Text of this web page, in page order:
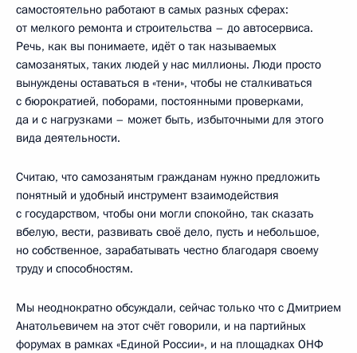
самостоятельно работают в самых разных сферах:
от мелкого ремонта и строительства – до автосервиса.
Речь, как вы понимаете, идёт о так называемых
самозанятых, таких людей у нас миллионы. Люди просто
вынуждены оставаться в «тени», чтобы не сталкиваться
с бюрократией, поборами, постоянными проверками,
да и с нагрузками – может быть, избыточными для этого
вида деятельности.
Считаю, что самозанятым гражданам нужно предложить
понятный и удобный инструмент взаимодействия
с государством, чтобы они могли спокойно, так сказать
вбелую, вести, развивать своё дело, пусть и небольшое,
но собственное, зарабатывать честно благодаря своему
труду и способностям.
Мы неоднократно обсуждали, сейчас только что с Дмитрием
Анатольевичем на этот счёт говорили, и на партийных
форумах в рамках «Единой России», и на площадках ОНФ